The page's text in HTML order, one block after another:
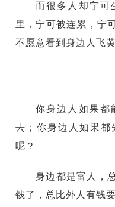
而很多人却宁可
里，宁可被连累，宁
不愿意看到身边人飞黄
你身边人如果都
去；你身边人如果
呢？
身边都是富人，
钱了，总比外人有钱要